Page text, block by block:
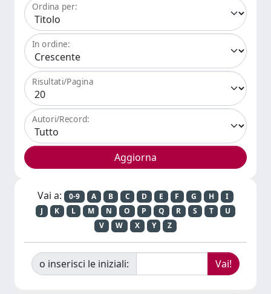
Ordina per:
In ordine:
Risultati/Pagina
Autori/Record:
Vai a: 0-9 A B C D E F G H
I
J
K L M N O P Q R S T
U
V
W X Y Z
o inserisci le iniziali: